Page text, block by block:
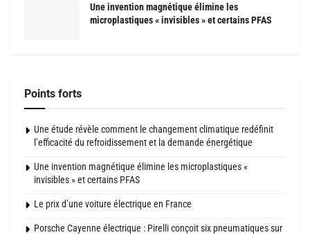
Une invention magnétique élimine les
microplastiques « invisibles » et certains PFAS
Points forts
Une étude révèle comment le changement climatique redéfinit
l’efficacité du refroidissement et la demande énergétique
Une invention magnétique élimine les microplastiques «
invisibles » et certains PFAS
Le prix d’une voiture électrique en France
Porsche Cayenne électrique : Pirelli conçoit six pneumatiques sur